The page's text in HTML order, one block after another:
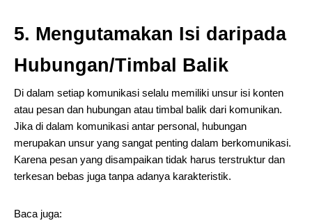
5. Mengutamakan Isi daripada
Hubungan/Timbal Balik
Di dalam setiap komunikasi selalu memiliki unsur isi konten
atau pesan dan hubungan atau timbal balik dari komunikan.
Jika di dalam komunikasi antar personal, hubungan
merupakan unsur yang sangat penting dalam berkomunikasi.
Karena pesan yang disampaikan tidak harus terstruktur dan
terkesan bebas juga tanpa adanya karakteristik.
Baca juga: